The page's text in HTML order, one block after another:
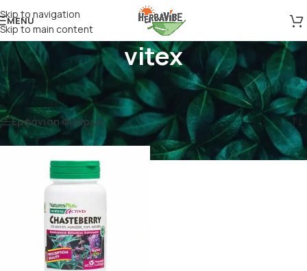
Skip to navigation
Skip to main content
MENU
vitex
Αρχική σελίδα/ Προϊόντα με ετικέτα “vitex”
Εμφάνιση του μοναδικού αποτελέσματος
Εμφάνιση Φίλτρων